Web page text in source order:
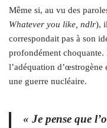
Même si, au vu des
Whatever you like, ndlr),
correspondait pas à son
profondément choquante.
l’adéquation
une guerre nucléaire.
« Je pense que